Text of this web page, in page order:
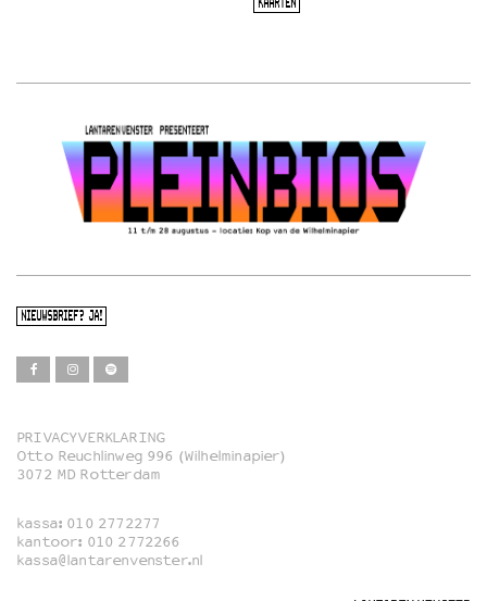
KAARTEN
NIEUWSBRIEF? JA!
Film
Familie
Film in English
PRIVACYVERKLARING
Otto Reuchlinweg 996 (Wilhelminapier)
3072 MD Rotterdam
kassa: 010 2772277
kantoor: 010 2772266
kassa@lantarenvenster.nl